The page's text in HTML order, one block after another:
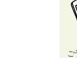
ご